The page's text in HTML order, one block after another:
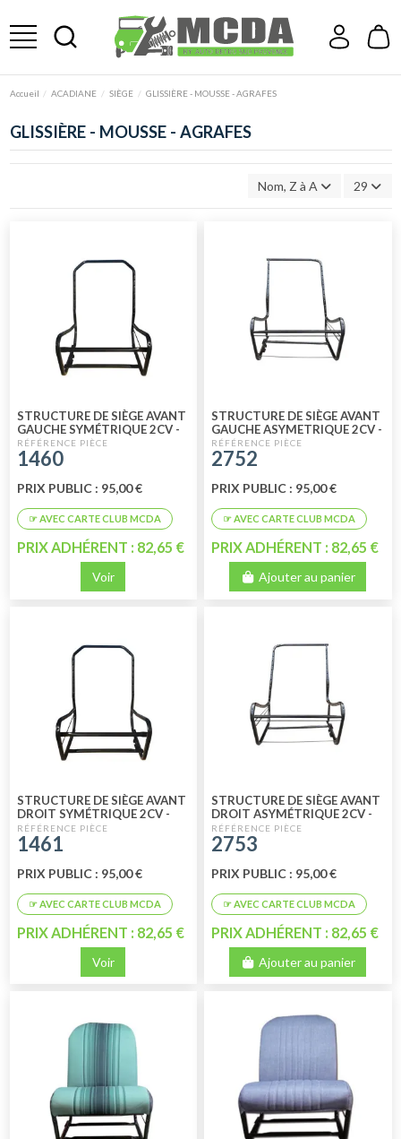
Accueil ACADIANE SIÈGE GLISSIÈRE - MOUSSE - AGRAFES
GLISSIÈRE - MOUSSE - AGRAFES
Nom, Z à A 29
STRUCTURE DE SIÈGE AVANT
GAUCHE SYMÉTRIQUE 2CV -
DYANE - ACADIANE
(CHAUFFEUR)
1460
PRIX PUBLIC : 95,00 €
PRIX ADHÉRENT : 82,65 €
Voir
STRUCTURE DE SIÈGE AVANT
GAUCHE ASYMETRIQUE 2CV -
DYANE - ACADIANE
(CHAUFFEUR)
2752
PRIX PUBLIC : 95,00 €
PRIX ADHÉRENT : 82,65 €
Ajouter au panier
STRUCTURE DE SIÈGE AVANT
DROIT SYMÉTRIQUE 2CV -
DYANE - ACADIANE
(PASSAGER)
1461
PRIX PUBLIC : 95,00 €
PRIX ADHÉRENT : 82,65 €
Voir
STRUCTURE DE SIÈGE AVANT
DROIT ASYMÉTRIQUE 2CV -
DYANE - ACADIANE
(PASSAGER)
2753
PRIX PUBLIC : 95,00 €
PRIX ADHÉRENT : 82,65 €
Ajouter au panier